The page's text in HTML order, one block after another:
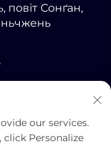
Сонґан,
our services.
Personalize